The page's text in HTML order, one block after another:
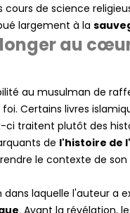
de science
largement à la
au
au musulman de
Certains livres
traitent plutôt des
de l'histoire de
le contexte de
laquelle l'auteur a